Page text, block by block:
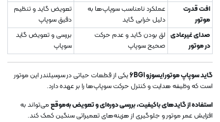
افت قدرت
موتور
عملکرد نامناسب سوپاپ‌ها به
دلیل خرابی گاید
تعویض گاید و تنظیم
دقیق سوپاپ
صدای غیرعادی
در موتور
لق بودن گاید و عدم حرکت
صحیح سوپاپ
بررسی و تعویض گاید
سوپاپ
گاید سوپاپ موتور ایسوزو 6BG1
یکی از قطعات حیاتی در سرسیلندر این موتور
است که وظیفه هدایت و کنترل حرکت سوپاپ‌ها را بر عهده دارد.
استفاده از گایدهای باکیفیت، بررسی دوره‌ای و تعویض به‌موقعمی‌تواند به
افزایش عمر موتور و جلوگیری از هزینه‌های تعمیراتی سنگین کمک کند.